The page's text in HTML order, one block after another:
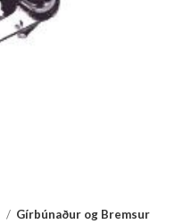
Gírbúnaður og Bremsur